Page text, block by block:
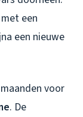
een
een nieuwe
voor
. De